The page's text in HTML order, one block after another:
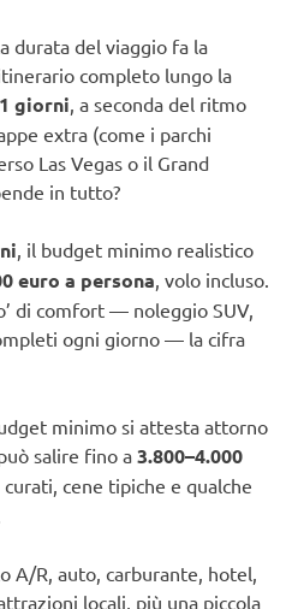
durata del viaggio fa la
completo lungo la
giorni, a seconda del ritmo
extra (come i parchi
Las Vegas o il Grand
in tutto?
, il budget minimo realistico
euro a persona, volo incluso.
di comfort — noleggio SUV,
ogni giorno — la cifra
minimo si attesta attorno
salire fino a 3.800–4.000
cene tipiche e qualche
A/R, auto, carburante, hotel,
locali, più una piccola